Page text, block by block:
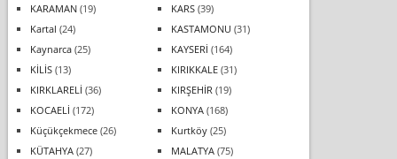
KARAMAN(19) KARS(39)
Kartal (24) KASTAMONU (31)
Kaynarca(25) KAYSERİ (164)
KİLİS(13) KIRIKKALE(31)
KIRKLARELİ (36) KIRŞEHİR (19)
KOCAELİ (172) KONYA(168)
Küçükçekmece(26) Kurtköy(25)
KÜTAHYA(27) MALATYA(75)